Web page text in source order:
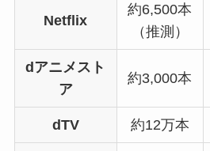
Netflix
約6,500本
（推測）
dアニメスト
ア
約3,000本
dTV 約12万本